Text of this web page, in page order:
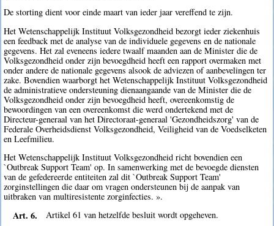
De storting dient voor einde maart van ieder jaar vereffend te zijn.
Het Wetenschappelijk Instituut Volksgezondheid bezorgt ieder ziekenhuis
een feedback met de analyse van de individuele gegevens en de nationale
gegevens. Het zal eveneens iedere twaalf maanden aan de Minister die de
Volksgezondheid onder zijn bevoegdheid heeft een rapport overmaken met
onder andere de nationale gegevens alsook de adviezen of aanbevelingen ter
zake. Bovendien waarborgt het Wetenschappelijk Instituut Volksgezondheid
de administratieve ondersteuning dienaangaande van de Minister die de
Volksgezondheid onder zijn bevoegdheid heeft, overeenkomstig de
bewoordingen van een overeenkomst die werd ondertekend met de
Directeur-generaal van het Directoraat-generaal 'Gezondheidszorg' van de
Federale Overheidsdienst Volksgezondheid, Veiligheid van de Voedselketen
en Leefmilieu.
Het Wetenschappelijk Instituut Volksgezondheid richt bovendien een
`Outbreak Support Team' op. In samenwerking met de bevoegde diensten
van de gefedereerde entiteiten zal dit `Outbreak Support Team'
zorginstellingen die daar om vragen ondersteunen bij de aanpak van
uitbraken van multiresistente zorginfecties. ».
Art. 6. Artikel 61 van hetzelfde besluit wordt opgeheven.